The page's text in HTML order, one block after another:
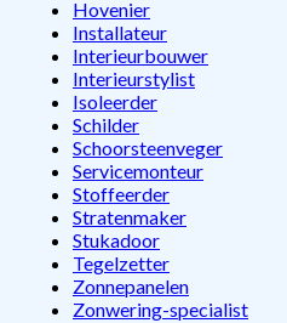
Hovenier
Installateur
Interieurbouwer
Interieurstylist
Isoleerder
Schilder
Schoorsteenveger
Servicemonteur
Stoffeerder
Stratenmaker
Stukadoor
Tegelzetter
Zonnepanelen
Zonwering-specialist